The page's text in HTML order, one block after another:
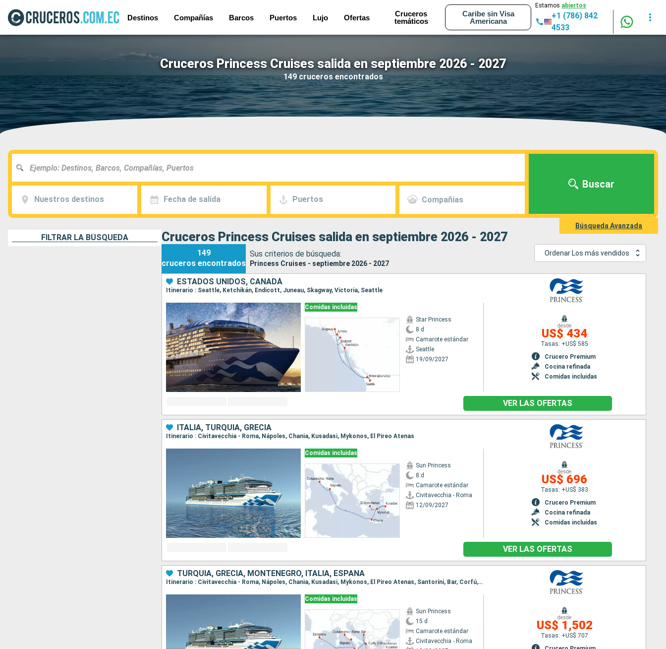
Destinos Compañías Barcos Puertos Lujo Ofertas
Cruceros
temáticos
Caribe sin Visa
Americana
Estamos abiertos
+1 (786) 842
4533
Cruceros Princess Cruises salida en septiembre 2026 - 2027
149 cruceros encontrados
Nuestros destinos Fecha de salida Puertos Compañías
Buscar
Búsqueda Avanzada
FILTRAR LA BÚSQUEDA Cruceros Princess Cruises salida en septiembre 2026 - 2027
149
cruceros encontrados
Sus criterios de búsqueda:
Princess Cruises - septiembre 2026 - 2027
Ordenar Los más vendidos
ESTADOS UNIDOS, CANADÁ
Itinerario : Seattle, Ketchikán, Endicott, Juneau, Skagway, Victoria, Seattle
Comidas incluidas
Star Princess
8 d
Camarote estándar
Seattle
19/09/2027
desde
US$ 434
Tasas: +US$ 585
Crucero Premium
Cocina refinada
Comidas incluidas
VER LAS OFERTAS
ITALIA, TURQUÍA, GRECIA
Itinerario : Civitavecchia - Roma, Nápoles, Chania, Kusadasi, Mykonos, El Pireo Atenas
Comidas incluidas
Sun Princess
8 d
Camarote estándar
Civitavecchia - Roma
12/09/2027
desde
US$ 696
Tasas: +US$ 383
Crucero Premium
Cocina refinada
Comidas incluidas
VER LAS OFERTAS
TURQUÍA, GRECIA, MONTENEGRO, ITALIA, ESPAÑA
Itinerario : Civitavecchia - Roma, Nápoles, Chania, Kusadasi, Mykonos, El Pireo Atenas, Santoríni, Bar, Corfú, Messine, Barcelona
Comidas incluidas
Sun Princess
15 d
Camarote estándar
Civitavecchia - Roma
desde
US$ 1,502
Tasas: +US$ 707